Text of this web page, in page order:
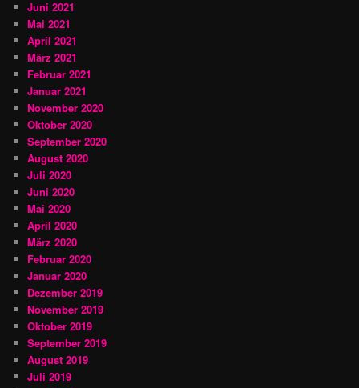
Juni 2021
Mai 2021
April 2021
März 2021
Februar 2021
Januar 2021
November 2020
Oktober 2020
September 2020
August 2020
Juli 2020
Juni 2020
Mai 2020
April 2020
März 2020
Februar 2020
Januar 2020
Dezember 2019
November 2019
Oktober 2019
September 2019
August 2019
Juli 2019